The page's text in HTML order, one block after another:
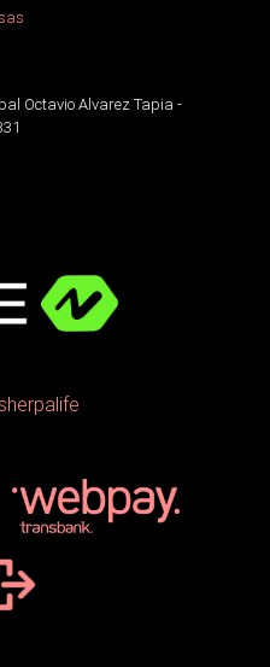
Octavio Alvarez Tapia -